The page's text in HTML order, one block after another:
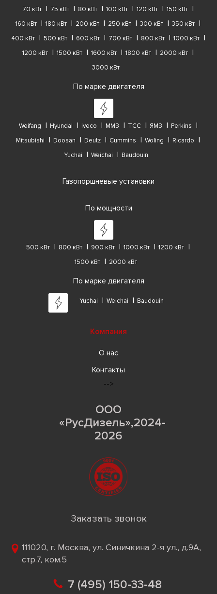
70 кВт
75 кВт 80 кВт 100 кВт 120 кВт
150 кВт
160 кВт
180 кВт 200 кВт 250 кВт 300 кВт
350 кВт
400 кВт
500 кВт 600 кВт 700 кВт 800 кВт
1000 кВт
1200 кВт
1500 кВт 1600 кВт 1800 кВт
2000 кВт
3000 кВт
По марке двигателя
Weifang Hyundai Iveco ММЗ ТСС ЯМЗ
Perkins
Mitsubishi
Doosan Deutz Cummins Woling
Ricardo
Yuchai
Weichai Baudouin
Газопоршневые установки
По мощности
500 кВт 800 кВт 900 кВт 1000 кВт
1200 кВт
1500 кВт
2000 кВт
По марке двигателя
Yuchai Weichai Baudouin
Компания
О нас
Контакты
-->
ООО
«РусДизель»,2024-
2026
Заказать звонок
111020, г. Москва, ул. Синичкина 2-я ул., д.9А,
стр.7, ком.5
7 (495) 150-33-48